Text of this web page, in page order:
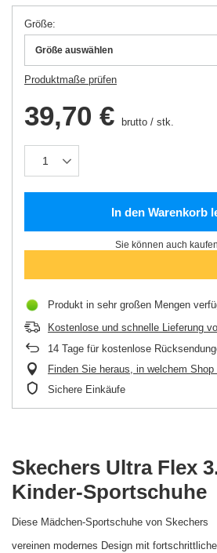
Größe
Größe auswählen
Produktmaße prüfen
39,70 € brutto / stk.
In den Warenkorb
Sie können auch
Produkt in sehr großen Mengen
Kostenlose und schnelle Lieferung
14 Tage für kostenlose
Finden Sie heraus, in welchem
Sichere Einkäufe
Skechers Ultra Flex
Kinder-Sportschuhe
Diese Mädchen-Sportschuhe von Skechers
vereinen modernes Design mit